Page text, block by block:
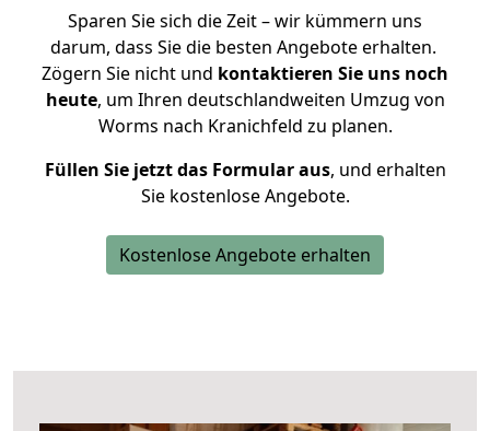
Sparen Sie sich die Zeit – wir kümmern uns
darum, dass Sie die besten Angebote erhalten.
Zögern Sie nicht und kontaktieren Sie uns noch
heute, um Ihren deutschlandweiten Umzug von
Worms nach Kranichfeld zu planen.
Füllen Sie jetzt das Formular aus, und erhalten
Sie kostenlose Angebote.
Kostenlose Angebote erhalten